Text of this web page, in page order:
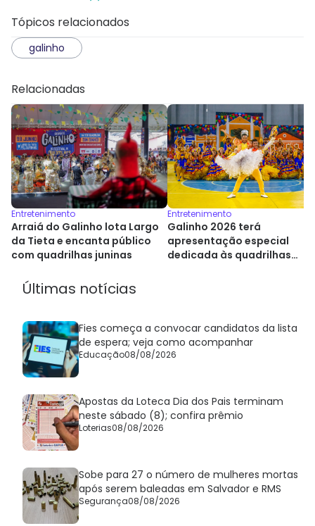
Tópicos relacionados
galinho
Relacionadas
Entretenimento
Arraiá do Galinho lota Largo
da Tieta e encanta público
com quadrilhas juninas
Entretenimento
Galinho 2026 terá
apresentação especial
dedicada às quadrilhas
Últimas notícias
Fies começa a convocar candidatos da lista
de espera; veja como acompanhar
Educação08/08/2026
Apostas da Loteca Dia dos Pais terminam
neste sábado (8); confira prêmio
Loterias08/08/2026
Sobe para 27 o número de mulheres mortas
após serem baleadas em Salvador e RMS
Segurança08/08/2026